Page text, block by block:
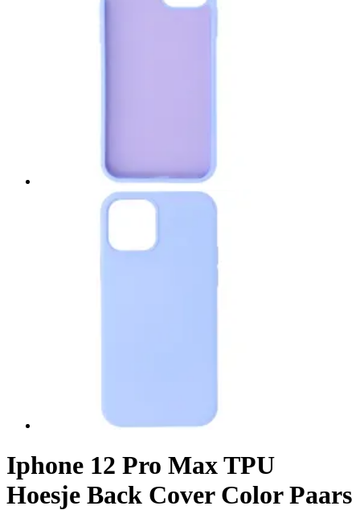
Iphone 12 Pro Max TPU
Hoesje Back Cover Color Paars